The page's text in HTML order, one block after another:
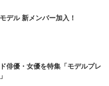
デル 新メンバー加入！
俳優・女優を特集「モデルプレ